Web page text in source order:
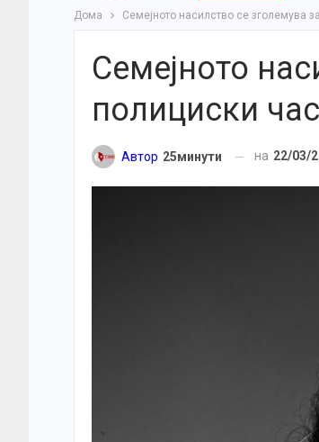
Дома Семејното насилство се зголемува
Семејното
полициски час
Автор 25минути на 22/03/